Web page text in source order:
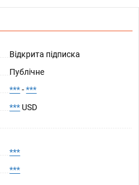
Відкрита підписка
Публічне
***-***
*** USD
***
***